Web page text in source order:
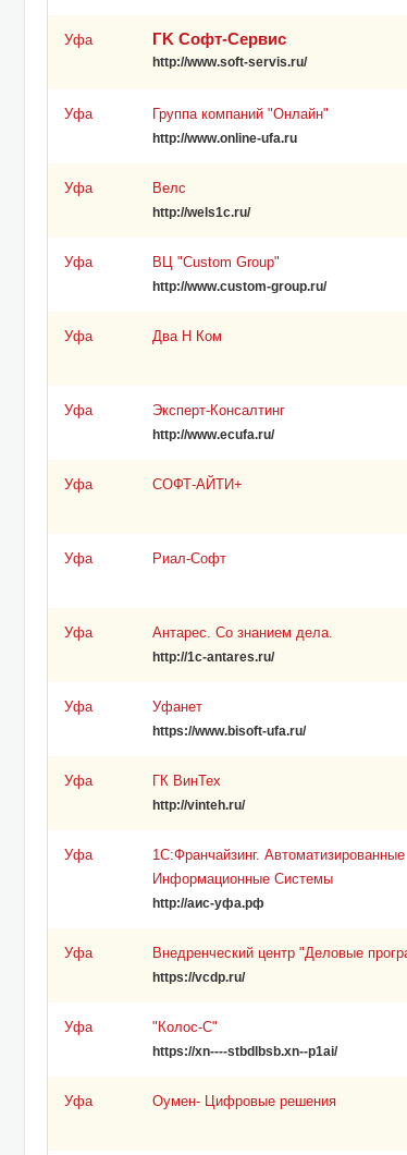
Уфа ГK Софт-Сервис
http://www.soft-servis.ru/
Уфа Группа компаний "Онлайн"
http://www.online-ufa.ru
Уфа Велс
http://wels1c.ru/
Уфа ВЦ "Custom Group"
http://www.custom-group.ru/
Уфа Два Н Ком
Уфа Эксперт-Консалтинг
http://www.ecufa.ru/
Уфа СОФТ-АЙТИ+
Уфа Риал-Софт
Уфа Антарес. Со знанием дела.
http://1c-antares.ru/
Уфа Уфанет
https://www.bisoft-ufa.ru/
Уфа ГК ВинТех
http://vinteh.ru/
Уфа
1С:Франчайзинг. Автоматизированные
Информационные Системы
http://аис-уфа.рф
Уфа Внедренческий центр "Деловые
https://vcdp.ru/
Уфа "Колос-С"
https://xn----stbdlbsb.xn--p1ai/
Уфа Оумен- Цифровые решения